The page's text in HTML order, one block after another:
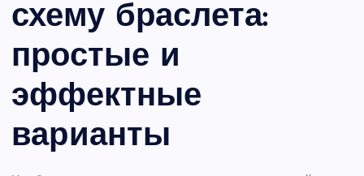
схему браслета:
простые и
эффектные
варианты